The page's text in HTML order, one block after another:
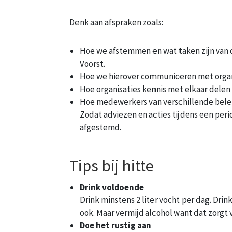
Denk aan afspraken zoals:
Hoe we afstemmen en wat taken zijn
Voorst.
Hoe we hierover communiceren met
Hoe organisaties kennis met elkaar
Hoe medewerkers van verschillende
Zodat adviezen en acties tijdens een
afgestemd.
Tips bij hitte
Drink voldoende
Drink minstens 2 liter vocht per dag.
ook. Maar vermijd alcohol want dat zorgt
Doe het rustig aan